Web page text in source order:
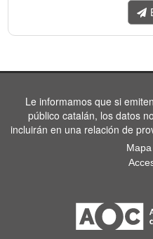
Le informamos que si
público catalán, los datos
incluirán en una relación de